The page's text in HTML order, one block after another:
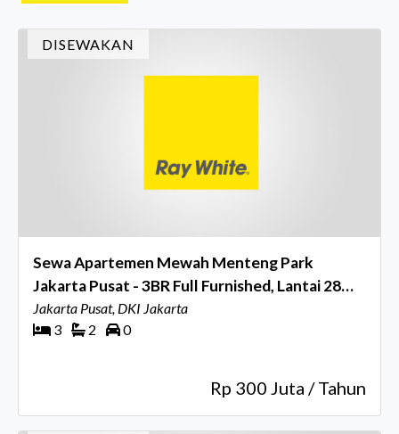
DISEWAKAN
Sewa Apartemen Mewah Menteng Park
Jakarta Pusat - 3BR Full Furnished, Lantai 28
City View
Jakarta Pusat, DKI Jakarta
3
2 0
Rp 300 Juta / Tahun